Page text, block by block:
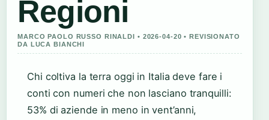
Regioni
MARCO PAOLO RUSSO RINALDI • 2026-04-20 • REVISIONATO
DA LUCA BIANCHI
Chi coltiva la terra oggi in Italia deve fare i
conti con numeri che non lasciano tranquilli:
53% di aziende in meno in vent’anni,